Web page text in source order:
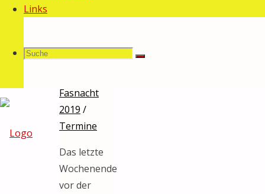
Links
Suche
Suchen
Suche
2019
Fasnacht
2019 /
Termine
Das letzte
Wochenende
vor der